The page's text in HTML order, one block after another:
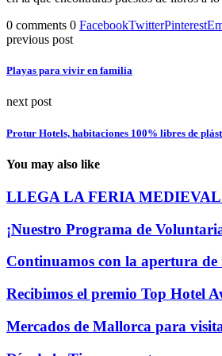
0 comments 0 FacebookTwitterPinterest
previous post
Playas para vivir en familia
next post
Protur Hotels, habitaciones 100% libres de
You may also like
LLEGA LA FERIA MEDIEVAL
¡Nuestro Programa de
Continuamos con la apertura de
Recibimos el premio Top Hotel
Mercados de Mallorca para